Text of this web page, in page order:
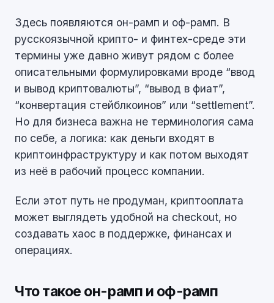
Здесь появляются он-рамп и оф-рамп. В
русскоязычной крипто- и финтех-среде эти
термины уже давно живут рядом с более
описательными формулировками вроде “ввод
и вывод криптовалюты”, “вывод в фиат”,
“конвертация стейблкоинов” или “settlement”.
Но для бизнеса важна не терминология сама
по себе, а логика: как деньги входят в
криптоинфраструктуру и как потом выходят
из неё в рабочий процесс компании.
Если этот путь не продуман, криптооплата
может выглядеть удобной на checkout, но
создавать хаос в поддержке, финансах и
операциях.
Что такое он-рамп и оф-рамп